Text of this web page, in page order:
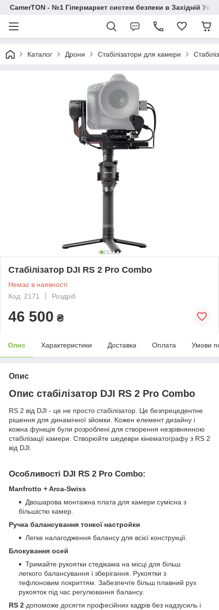
CamerTON - №1 Гіпермаркет систем безпеки в Західній
Каталог Дрони Стабілізатори для камери
Стабілізатор DJI RS 2 Pro Combo
Немає в наявності
Код: 2171
Роздріб
46 500 ₴
Опис Характеристики Доставка Оплата Умови
Опис
Опис стабілізатор DJI RS 2 Pro Combo
RS 2 від DJI - це не просто стабілізатор. Це безпрецедентне
рішення для динамічної зйомки. Кожен елемент дизайну і
кожна функція були розроблені для створення незрівнянною
стабілізації камери. Створюйте шедеври кінематографу з RS 2
від DJI.
Особливості DJI RS 2 Pro Combo:
Manfrotto + Arca-Swiss
Двошарова монтажна плата для камери сумісна з
більшістю камер.
Ручка балансування тонкої настройки
Легке налагодження балансу для всієї конструкції.
Блокування осей
Тримайте рукоятки стедікама на місці для більш
легкого балансування і зберігання. Рукоятки з
тефлоновим покриттям. Забезпечте більш плавний рух
рукояток під час регулювання балансу.
RS 2 допоможе досягти професійних кадрів без надзусиль і